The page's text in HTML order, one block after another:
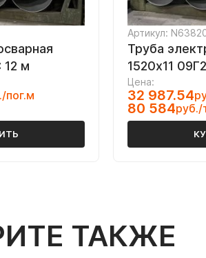
12 м
пог.м
Артикул:
Труба
1520х11
Цена:
32 987.54
80 584руб./
ТАКЖЕ